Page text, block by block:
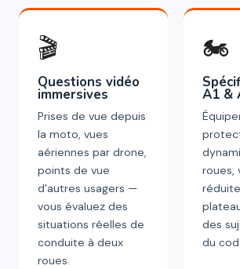
🎬
Questions vidéo
immersives
Prises de vue depuis
la moto, vues
aériennes par drone,
points de vue
d'autres usagers —
vous évaluez des
situations réelles de
conduite à deux
roues.
🏍
A1 &
roues,
des
du